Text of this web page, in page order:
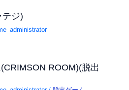
テジ)
ROOM)(脱出